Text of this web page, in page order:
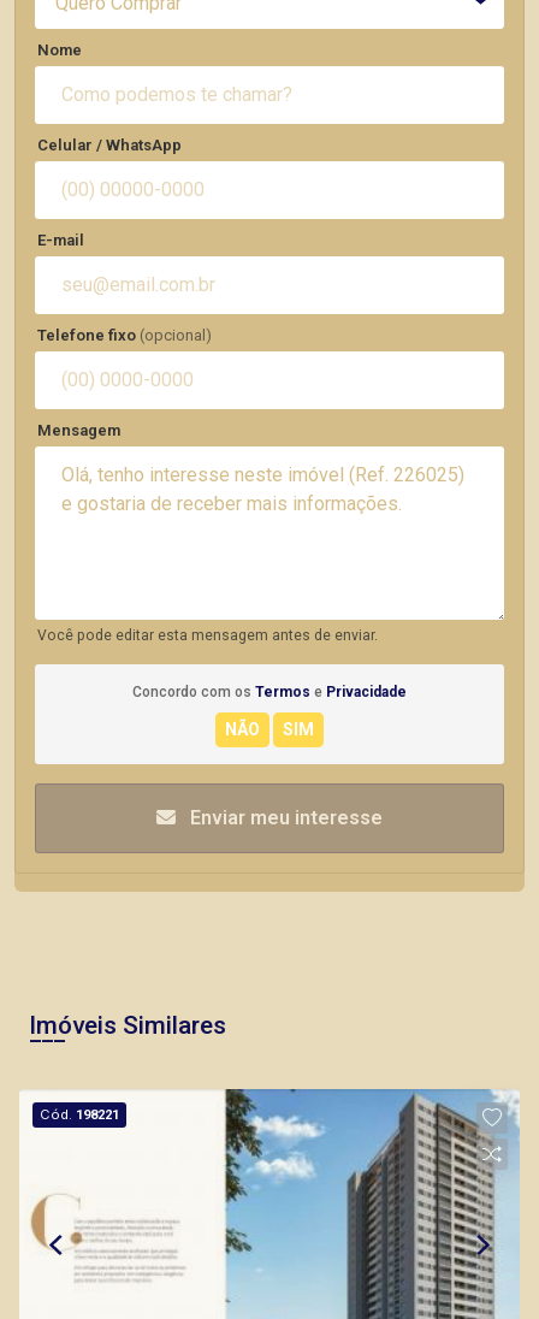
Nome
Celular / WhatsApp
E-mail
Telefone fixo (opcional)
Mensagem
Você pode editar esta mensagem antes de enviar.
Concordo com os Termos e Privacidade
Enviar meu interesse
Imóveis Similares
Cód. 198221